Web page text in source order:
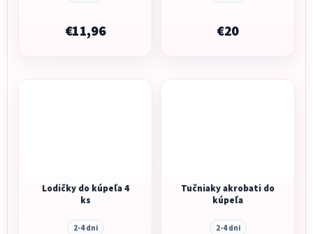
€11,96 €20
Lodičky do kúpeľa 4
ks
2-4 dni
Tučniaky akrobati do
kúpeľa
2-4 dni